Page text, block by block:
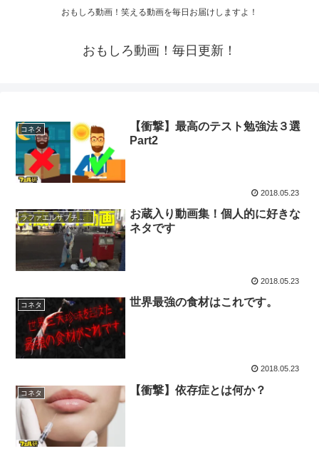
おもしろ動画！笑える動画を毎日お届けしますよ！
おもしろ動画！毎日更新！
コネタ
【衝撃】最高のテスト勉強法３選
Part2
2018.05.23
ラファエルサブチャンネル
お蔵入り動画集！個人的に好きな
ネタです
2018.05.23
コネタ 世界最強の食材はこれです。
2018.05.23
コネタ 【衝撃】依存症とは何か？